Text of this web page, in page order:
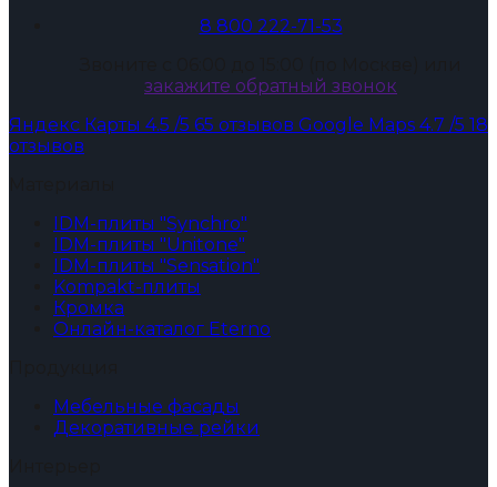
8 800 222-71-53
закажите обратный звонок
Яндекс Карты 4.5 /5 65 отзывов Google Maps 4.7 /5 18
отзывов
IDM-плиты "Synchro"
IDM-плиты "Unitone"
IDM-плиты "Sensation"
Kompakt-плиты
Кромка
Онлайн-каталог Eterno
Мебельные фасады
Декоративные рейки